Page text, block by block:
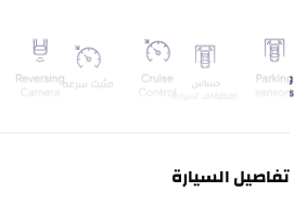
تفاصيل السيارة